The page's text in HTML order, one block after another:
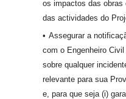
os impactos das obras
das actividades do
Assegurar a
com o Engenheiro
sobre qualquer
relevante para sua
e, para que seja (i)